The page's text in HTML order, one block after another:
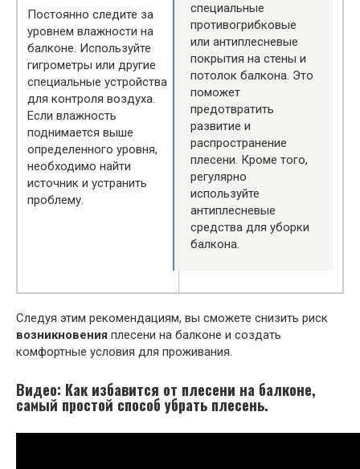
Постоянно следите за
уровнем влажности на
балконе. Используйте
гигрометры или другие
специальные устройства
для контроля воздуха.
Если влажность
поднимается выше
определенного уровня,
необходимо найти
источник и устранить
проблему.
специальные
противогрибковые
или антиплесневые
покрытия на стены и
потолок балкона. Это
поможет
предотвратить
развитие и
распространение
плесени. Кроме того,
регулярно
используйте
антиплесневые
средства для уборки
балкона.
Следуя этим рекомендациям, вы сможете снизить риск
возникновения плесени на балконе и создать
комфортные условия для проживания.
Видео: Как избавится от плесени на балконе,
самый простой способ убрать плесень.